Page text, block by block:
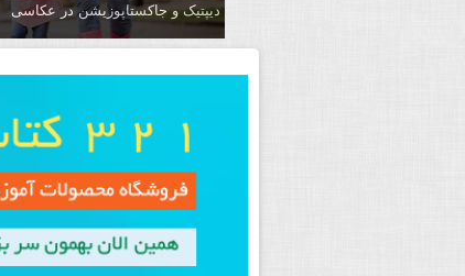
دیپتیک و جاکستا‌پوزیشن در عکاسی